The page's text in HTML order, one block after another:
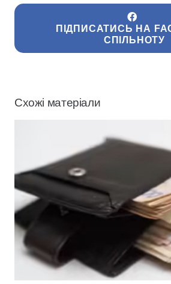
ПІДПИСАТИСЬ НА
СПІЛЬНОТУ
Схожі матеріали